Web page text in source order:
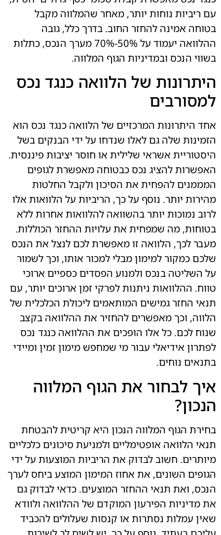
עם ריביות נוחות יותר, מאחר שהמלווה מקבל
בטוחה אמינה להחזר החוב. בדרך כלל, גובה
ההלוואה יעמוד על 50%-70% מערך הנכס, כתלות
בשווי הנכס ובמדיניות הגוף המלווה.
היתרונות של הלוואה כנגד נכס
למסורבים
אחד היתרונות המרכזיים של הלוואה כנגד נכס הוא
הזמינות שלה גם לאלו שנדחו על ידי הבנקים בשל
היסטוריית אשראי שלילית או חוסר יציבות פיננסית.
האפשרות להציג נכס כבטוחה מאפשרת לגופים
המממנים להפחית את הסיכון ולקבל החלטות
מהירות יותר. נוסף על כך, הריביות על הלוואות אלו
לרוב נמוכות יותר בהשוואה להלוואות אחרות ללא
בטוחות, מה שמפחית את עלויות ההחזר הכוללות.
מעבר לכך, הלוואה זו מאפשרת לכם לנצל את הנכס
שלכם כמקור למימון מבלי למכור אותו, וכך לשמור
על השליטה בנכס ולמנוע הפסדים כספיים ארוכי
טווח. ההלוואות ניתנות לפרקי זמן ארוכים יותר, עם
תנאי החזר גמישים המותאמים ליכולת הכלכלית של
הלווה, וכך מאפשרים להחזיר את ההלוואה בקצב
שנוח לכם. כל אלו הופכים את ההלוואה כנגד נכס
לפתרון אידיאלי עבור מי שמחפש מימון זמין ומיידי
בתנאים נוחים.
איך לבחור את הגוף המלווה
הנכון?
בחירת הגוף המלווה הנכון היא קריטית להבטחת
תנאי הלוואה אופטימליים ולמניעת סיכונים כלכליים
מיותרים. חשוב לבדוק את הריביות המוצעות על ידי
הגופים השונים, את אחוז המימון המוצע ביחס לערך
הנכס, ואת תנאי ההחזר המוצעים. כדאי לבדוק גם
את מדיניות הפירעון המוקדם של ההלוואה ולוודא
שאין עמלות נסתרות או קנסות שעלולים להכביד